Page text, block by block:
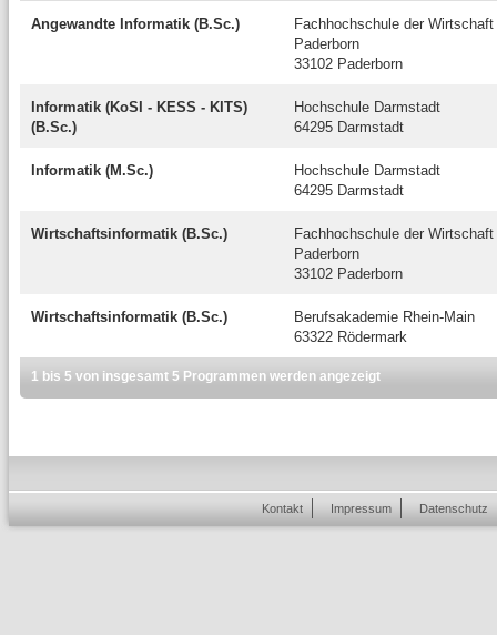
Angewandte Informatik (B.Sc.)
Fachhochschule der Wirtschaft
Paderborn
33102 Paderborn
Informatik (KoSI - KESS - KITS)
(B.Sc.)
Hochschule Darmstadt
64295 Darmstadt
Informatik (M.Sc.)
Hochschule Darmstadt
64295 Darmstadt
Wirtschaftsinformatik (B.Sc.)
Fachhochschule der Wirtschaft
Paderborn
33102 Paderborn
Wirtschaftsinformatik (B.Sc.)
Berufsakademie Rhein-Main
63322 Rödermark
1 bis 5 von insgesamt 5 Programmen werden angezeigt
Kontakt Impressum Datenschutz